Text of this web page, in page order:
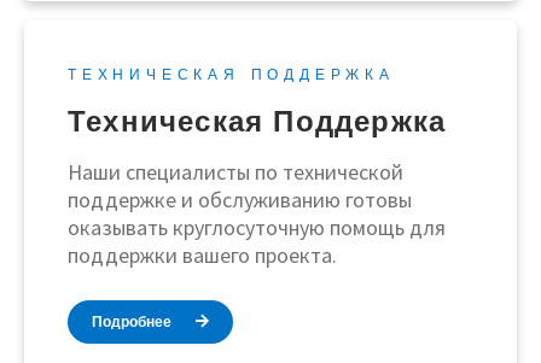
Техническая Поддержка
ТЕХНИЧЕСКАЯ ПОДДЕРЖКА
Наши специалисты по технической
поддержке и обслуживанию готовы
оказывать круглосуточную помощь для
поддержки вашего проекта.
Подробнее